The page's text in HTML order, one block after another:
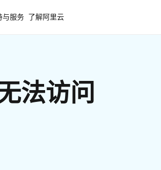
与服务 了解阿里云
法访问